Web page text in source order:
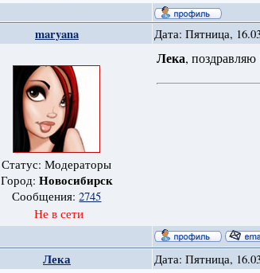
maryana Дата: Пятница,
Статус: Модераторы
Город: Новосибирск
Сообщения:2745
Не в сети
Лека,
Лека Дата: Пятница,